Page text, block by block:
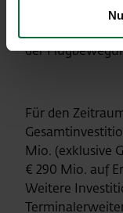
Prozent, von
der
Für den
Mio. (exklusive
€ 290 Mio. auf
Weitere